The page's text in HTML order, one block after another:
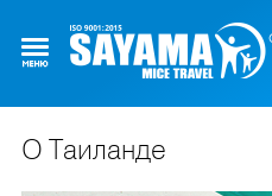
О Таиланде